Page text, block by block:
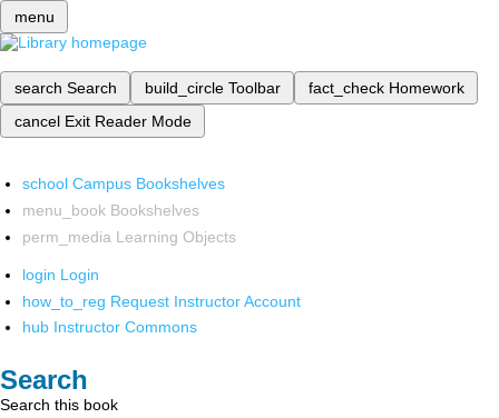
menu
search Search build_circle Toolbar fact_check Homework
cancel Exit Reader Mode
school Campus Bookshelves
menu_book Bookshelves
perm_media Learning Objects
login Login
how_to_reg Request Instructor Account
hub Instructor Commons
Search
Search this book